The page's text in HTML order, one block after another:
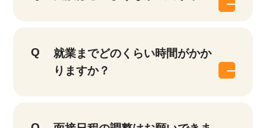
就業までどのくらい時間がかか
りますか？